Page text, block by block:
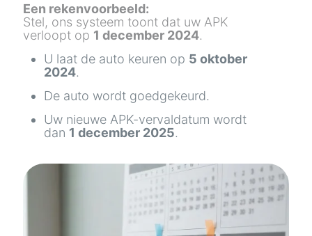
Een rekenvoorbeeld:
Stel, ons systeem toont dat uw APK
verloopt op 1 december 2024.
U laat de auto keuren op 5 oktober
2024.
De auto wordt goedgekeurd.
Uw nieuwe APK-vervaldatum wordt
dan 1 december 2025.